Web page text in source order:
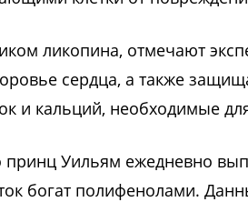
ликопина, отмечают
сердца, а также
и кальций, необходимые
принц Уильям ежедневно
богат полифенолами.